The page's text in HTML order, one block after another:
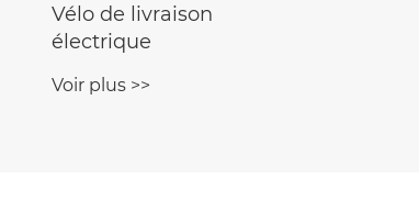
Trottinette électrique
Citycoco
Voir plus >>